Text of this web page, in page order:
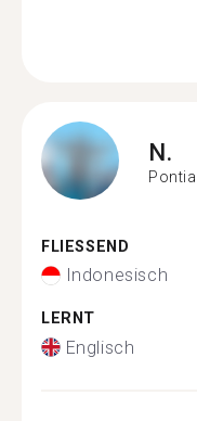
N.
FLIESSEND
Indonesisch
LERNT
Englisch